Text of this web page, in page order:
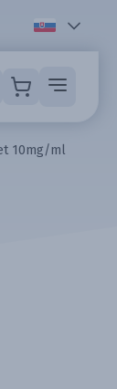
10mg/ml